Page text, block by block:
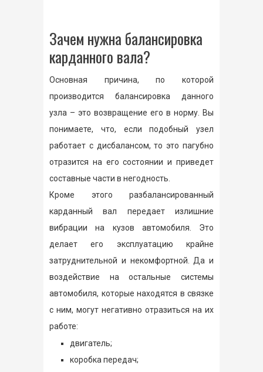
Зачем нужна балансировка
карданного вала?
Основная причина, по которой
производится балансировка данного
узла – это возвращение его в норму. Вы
понимаете, что, если подобный узел
работает с дисбалансом, то это пагубно
отразится на его состоянии и приведет
составные части в негодность.
Кроме этого разбалансированный
карданный вал передает излишние
вибрации на кузов автомобиля. Это
делает его эксплуатацию крайне
затруднительной и некомфортной. Да и
воздействие на остальные системы
автомобиля, которые находятся в связке
с ним, могут негативно отразиться на их
работе:
двигатель;
коробка передач;